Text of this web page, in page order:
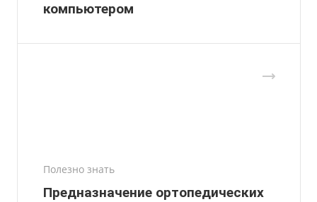
компьютером
Полезно знать
Предназначение ортопедических